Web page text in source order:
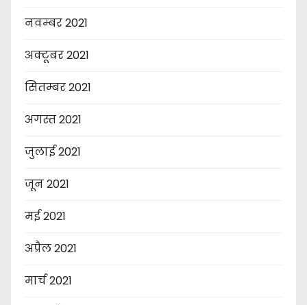
नवम्बर 2021
अक्टूबर 2021
सितम्बर 2021
अगस्त 2021
जुलाई 2021
जून 2021
मई 2021
अप्रैल 2021
मार्च 2021